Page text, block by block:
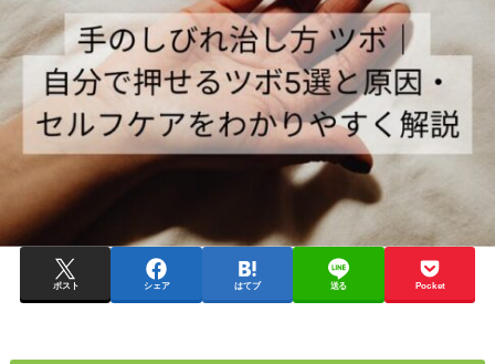
ポスト シェア はてブ 送る Pocket